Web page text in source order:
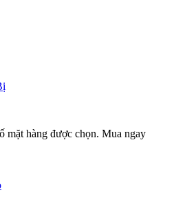
mặt hàng được chọn. Mua ngay